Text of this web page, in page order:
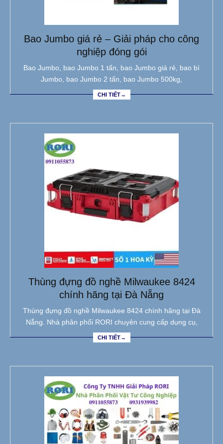
Bao Jumbo giá rẻ – Giải pháp cho công
nghiệp đóng gói
Bao Jumbo, bao Jumbo 1 tấn, bao Jumbo giá rẻ, bao bì
Jumbo, bao Jumbo 2 tấn, bao Jumbo 500kg,
CHI TIẾT→
Thùng đựng đồ nghề Milwaukee 8424
chính hãng tại Đà Nẵng
Thùng đựng đồ nghề Milwaukee 8424 chính hãng tại Đà
Nẵng. Nhà phân phối RORI chuyên cung cấp dụng cụ,
CHI TIẾT→